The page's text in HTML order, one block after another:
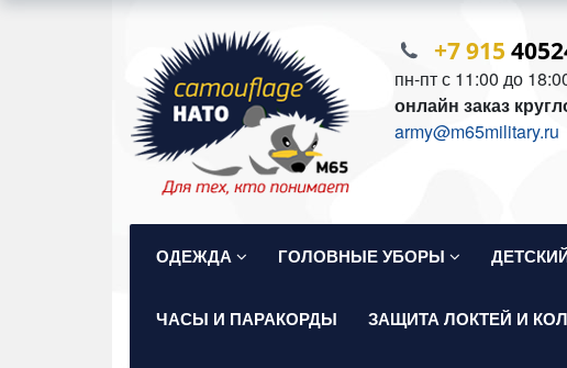
+7 915
пн-пт с 11:00 до
онлайн заказ
army@m65military.ru
ОДЕЖДА ГОЛОВНЫЕ УБОРЫ
ЧАСЫ И ПАРАКОРДЫ ЗАЩИТА ЛОКТЕЙ И